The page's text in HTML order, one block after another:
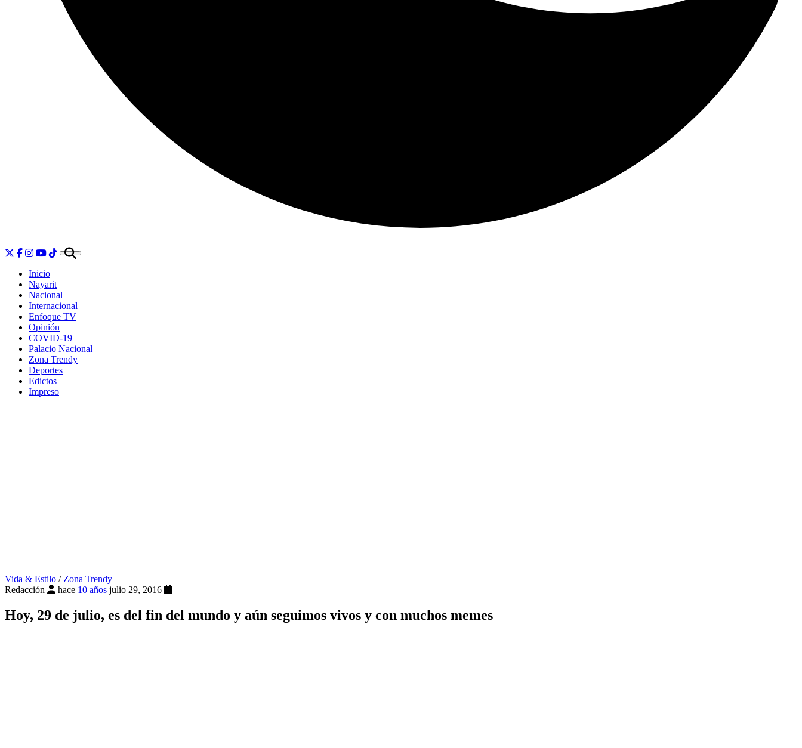
Inicio
Nayarit
Nacional
Internacional
Enfoque TV
Opinión
COVID-19
Palacio Nacional
Zona Trendy
Deportes
Edictos
Impreso
Vida & Estilo /Zona Trendy
Redacción
hace 10 años julio 29, 2016
Hoy, 29 de julio, es del fin del mundo y aún seguimos vivos y con muchos memes